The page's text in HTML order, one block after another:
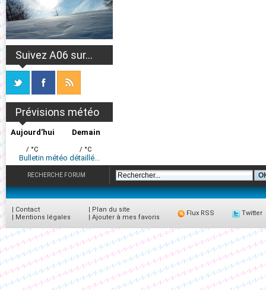
Suivez A06 sur...
Prévisions météo
Aujourd'hui
/ °C
Demain
/ °C
Bulletin météo détaillé...
RECHERCHE FORUM
| Contact
| Mentions légales
| Plan du site
| Ajouter à mes favoris
Flux RSS Twitter